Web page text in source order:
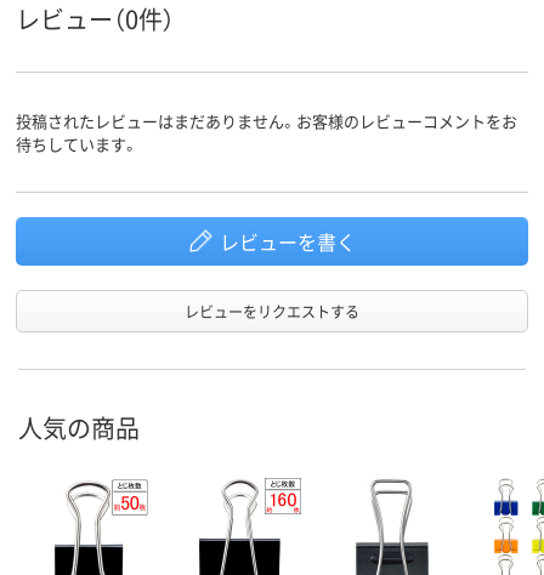
とじ枚数 160枚
材質 スチール スチール
レビュー（0件）
投稿されたレビューはまだありません。お客様のレビューコメントをお
待ちしています。
レビューを書く
レビューをリクエストする
人気の商品